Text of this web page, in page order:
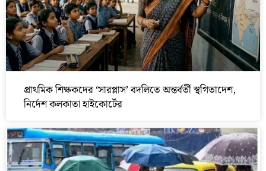
প্রাথমিক শিক্ষকদের ‘সারপ্লাস’ বদলিতে অন্তর্বর্তী স্থগিতাদেশ,
নির্দেশ কলকাতা হাইকোর্টের